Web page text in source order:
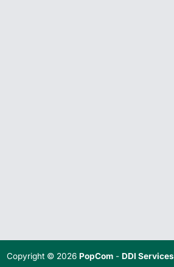
Copyright © 2026PopCom -DDI Services